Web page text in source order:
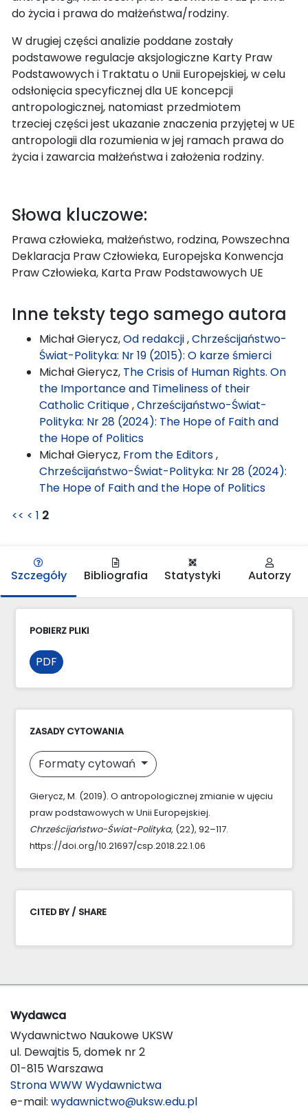
do życia i prawa do małżeństwa/rodziny.
W drugiej części analizie poddane zostały
podstawowe regulacje aksjologiczne Karty Praw
Podstawowych i Traktatu o Unii Europejskiej, w celu
odsłonięcia specyficznej dla UE koncepcji
antropologicznej, natomiast przedmiotem
trzeciej części jest ukazanie znaczenia przyjętej w UE
antropologii dla rozumienia w jej ramach prawa do
życia i zawarcia małżeństwa i założenia rodziny.
Słowa kluczowe:
Prawa człowieka, małżeństwo, rodzina, Powszechna
Deklaracja Praw Człowieka, Europejska Konwencja
Praw Człowieka, Karta Praw Podstawowych UE
Inne teksty tego samego autora
Michał Gierycz,Od redakcji,Chrześcijaństwo-
Świat-Polityka: Nr 19 (2015): O karze śmierci
Michał Gierycz, The Crisis of Human Rights. On
the Importance and Timeliness of their
Catholic Critique,Chrześcijaństwo-Świat-
Polityka: Nr 28 (2024): The Hope of Faith and
the Hope of Politics
Michał Gierycz, From the Editors,
Chrześcijaństwo-Świat-Polityka: Nr 28 (2024):
The Hope of Faith and the Hope of Politics
<< < 1 2
Szczegóły Bibliografia Statystyki Autorzy
POBIERZ PLIKI
PDF
ZASADY CYTOWANIA
Formaty cytowań
Gierycz, M. (2019). O antropologicznej zmianie w ujęciu
praw podstawowych w Unii Europejskiej.
Chrześcijaństwo-Świat-Polityka, (22), 92–117.
https://doi.org/10.21697/csp.2018.22.1.06
CITED BY / SHARE
Wydawca
Wydawnictwo Naukowe UKSW
ul. Dewajtis 5, domek nr 2
01-815 Warszawa
Strona WWW Wydawnictwa
e-mail: wydawnictwo@uksw.edu.pl